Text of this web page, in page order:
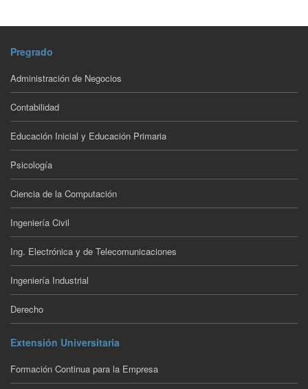
Pregrado
Administración de Negocios
Contabilidad
Educación Inicial y Educación Primaria
Psicología
Ciencia de la Computación
Ingeniería Civil
Ing. Electrónica y de Telecomunicaciones
Ingeniería Industrial
Derecho
Extensión Universitaria
Formación Continua para la Empresa